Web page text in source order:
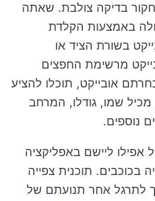
בדיקה צולבת. שאתה
באמצעות הקלדת
בשורת הציד או
מרשימת החפצים
אובייקט, תוכלו להציע
מכיל שמו, גודלו, המרחב
נוספים.
אפילו ליישם באפליקציה
בכוכבים. תוכנית צפייה
לתרגל אחר תנועתם של